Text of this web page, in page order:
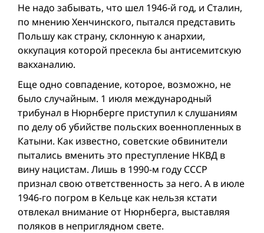
Не надо забывать, что шел 1946-й год, и Сталин,
по мнению Хенчинского, пытался представить
Польшу как страну, склонную к анархии,
оккупация которой пресекла бы антисемитскую
вакханалию.
Еще одно совпадение, которое, возможно, не
было случайным. 1 июля международный
трибунал в Нюрнберге приступил к слушаниям
по делу об убийстве польских военнопленных в
Катыни. Как известно, советские обвинители
пытались вменить это преступление НКВД в
вину нацистам. Лишь в 1990-м году СССР
признал свою ответственность за него. А в июле
1946-го погром в Кельце как нельзя кстати
отвлекал внимание от Нюрнберга, выставляя
поляков в неприглядном свете.